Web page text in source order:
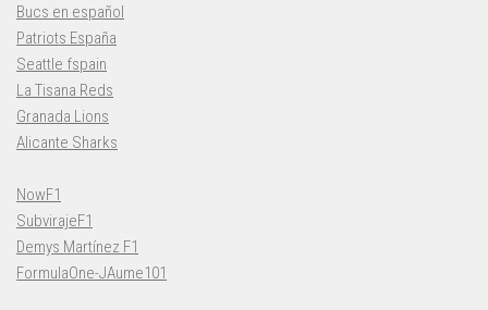
Bucs en español
Patriots España
Seattle fspain
La Tisana Reds
Granada Lions
Alicante Sharks
NowF1
SubvirajeF1
Demys Martínez F1
FormulaOne-JAume101